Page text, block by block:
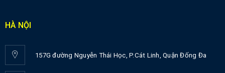
HÀ NỘI
157G đường Nguyễn Thái Học, P.Cát Linh, Quận Đống Đa